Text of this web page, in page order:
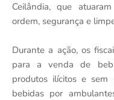
Ceilândia, que
ordem, segurança e
Durante a ação, os
para a venda de
produtos ilícitos e sem
bebidas por